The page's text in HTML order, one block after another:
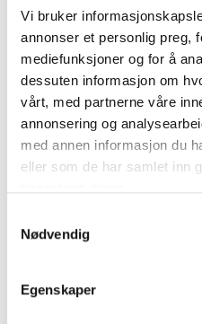
Vi bruker
annonser et personlig preg,
mediefunksjoner og for å
dessuten informasjon om
vårt, med partnerne våre
annonsering og
med annen informasjon du
eller som de har samlet inn
Nødvendig
Egenskaper
Protects against force
penetration, etc. Perfect
work.
Technical specifications
Material